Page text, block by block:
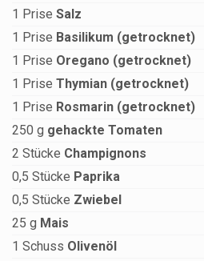
1 Prise Salz
1 Prise Basilikum (getrocknet)
1 Prise Oregano (getrocknet)
1 Prise Thymian (getrocknet)
1 Prise Rosmarin (getrocknet)
250 g gehackte Tomaten
2 Stücke Champignons
0,5 Stücke Paprika
0,5 Stücke Zwiebel
25 g Mais
1 Schuss Olivenöl